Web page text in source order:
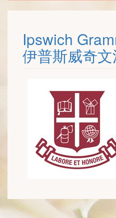
Ipswich
伊普斯威奇